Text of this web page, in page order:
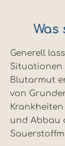
Generell
Situationen
Blutarmut
von
und Abbau